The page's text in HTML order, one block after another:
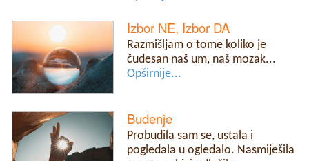
Izbor NE, Izbor DA
Razmišljam o tome koliko je
čudesan naš um, naš mozak...
Opširnije...
Buđenje
Probudila sam se, ustala i
pogledala u ogledalo. Nasmiješila